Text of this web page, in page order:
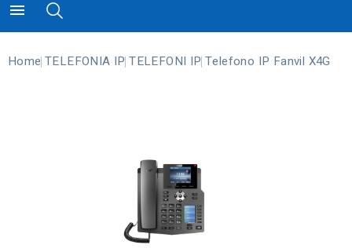

Home TELEFONIA IP TELEFONI IP Telefono IP Fanvil X4G